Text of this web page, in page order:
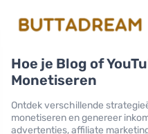
Hoe je Blog of
Monetiseren
Ontdek verschillende
monetiseren en genereer
advertenties, affiliate